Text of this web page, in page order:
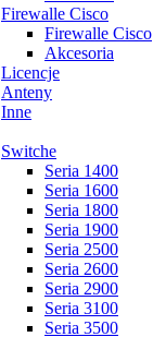
Firewalle Cisco
Firewalle Cisco
Akcesoria
Licencje
Anteny
Inne
Switche
Seria 1400
Seria 1600
Seria 1800
Seria 1900
Seria 2500
Seria 2600
Seria 2900
Seria 3100
Seria 3500